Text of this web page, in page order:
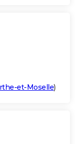
et-Moselle)